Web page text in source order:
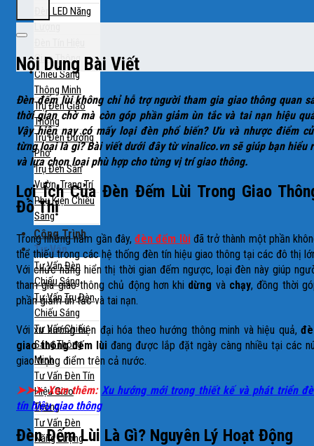
Đèn LED Năng
Lượng
Giao Thông
Chiếu Sáng
Thông Minh
Trụ Đèn Giao
Thông
Trụ Đèn Đường
Phố
Trụ Đèn Sân
Vườn, Trang Trí
Phụ Kiện Chiếu
Sáng
Công Trình
Tư Vấn
Tư Vấn Đèn
Chiếu Sáng
Tư Vấn Trụ Đèn
Chiếu Sáng
Tư Vấn Chiếu
Sáng Thông
Minh
Tư Vấn Đèn Tín
Hiệu Giao
Thông
Tư Vấn Đèn
Năng Lượng
Nội Dung Bài Viết
Đèn đếm lùi không chỉ hỗ trợ người tham gia giao thông quan
thời gian chờ mà còn góp phần giảm ùn tắc và tai nạn hiệu
Vậy hiện nay có mấy loại đèn phổ biến? Ưu và nhược điểm
từng loại là gì? Bài viết dưới đây từ vinalico.vn sẽ giúp bạn hiểu
và lựa chọn loại phù hợp cho từng vị trí giao thông.
Lợi Ích Của Đèn Đếm Lùi Trong Giao
Đô Thị
Trong những năm gần đây,đèn đếm lùiđã trở thành một phần
thể thiếu trong các hệ thống đèn tín hiệu giao thông tại các đô thị
Với chức năng hiển thị thời gian đếm ngược, loại đèn này giúp
tham gia giao thông chủ động hơn khi dừng và chạy, đồng thời
phần giảm ùn tắc và tai nạn.
Với xu hướng hiện đại hóa theo hướng thông minh và hiệu quả,
giao thông đếm lùi đang được lắp đặt ngày càng nhiều tại các
giao trọng điểm trên cả nước.
➤➤➤ Xem thêm: Xu hướng mới trong thiết kế và phát triển
tín hiệu giao thông
Đèn Đếm Lùi Là Gì? Nguyên Lý Hoạt Động